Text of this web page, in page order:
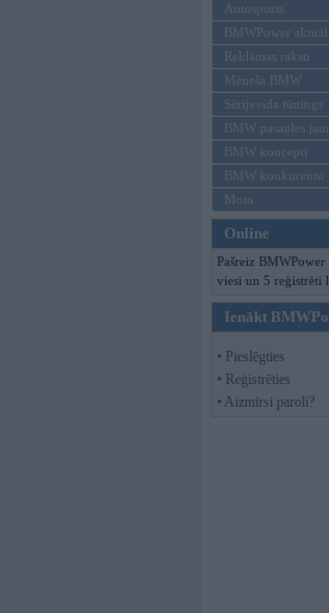
Autosports
BMWPower aktuāli
Reklāmas raksti
Mēneša BMW
Sērijveida tūnings
BMW pasaules
BMW koncepti
BMW konkurentu
Moto
Online
Pašreiz BMWPower
viesi un 5 reģistrēti
Ienākt
• Pieslēgties
• Reģistrēties
• Aizmirsi paroli?